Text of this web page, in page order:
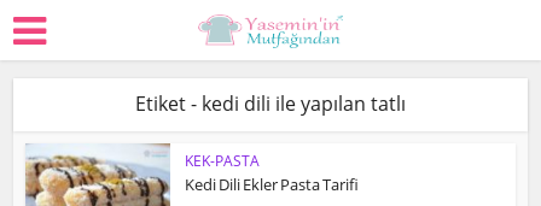
Etiket - kedi dili ile yapılan tatlı
KEK-PASTA
Kedi Dili Ekler Pasta Tarifi